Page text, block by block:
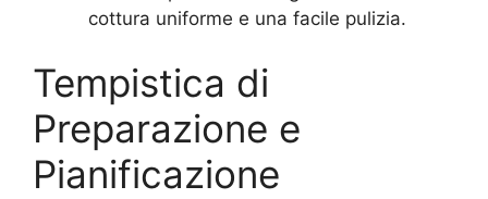
cottura uniforme e una facile pulizia.
Tempistica di
Preparazione e
Pianificazione